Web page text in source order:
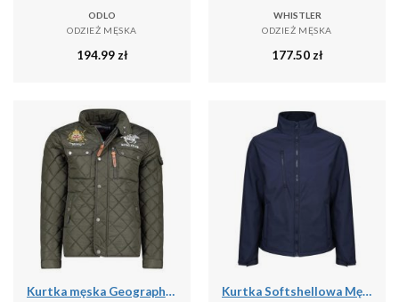
ODLO
ODZIEŻ MĘSKA
194.99zł
WHISTLER
ODZIEŻ MĘSKA
177.50zł
Kurtka męska Geographical Norway BELIFICIO MEN 001 - kaki. Kurtka Softshellowa Męska Trzywarstwowa